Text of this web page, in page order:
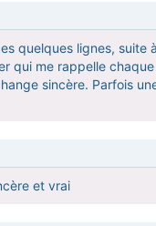
quelques lignes,
qui me rappelle
sincère. Parfois
et vrai